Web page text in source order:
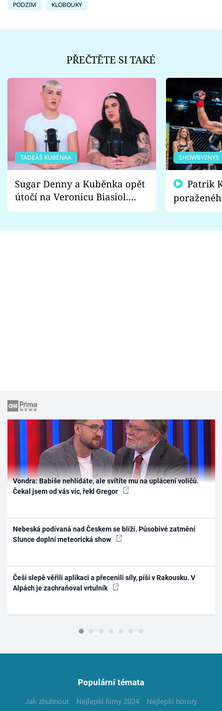
PODZIM KLOBOUKY
PŘEČTĚTE SI TAKÉ
TADEÁŠ KUBĚNKA
Sugar Denny a Kuběnka opět
útočí na Veronicu Biasiol.
Proč je podle nich falešná a
SHOWBYZNYS
fanoušci
Vondra: Babiše nehlídáte, ale svítíte mu na uplácení voličů.
Čekal jsem od vás víc, řekl Gregor
Nebeská podívaná nad Českem se blíží. Působivé zatmění
Slunce doplní meteorická show
Češi slepě věřili aplikaci a přecenili síly, píší v Rakousku. V
Alpách je zachraňoval vrtulník
Populární témata
Jak zhubnout Nejlepší filmy 2024
Nejlepší horory